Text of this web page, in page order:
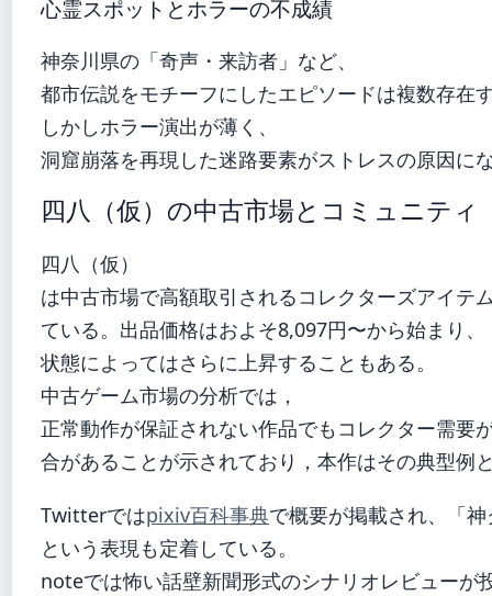
心霊スポットとホラーの不成績
神奈川県の「奇声・来訪者」など、
都市伝説をモチーフにしたエピソードは複数存在
しかしホラー演出が薄く、
洞窟崩落を再現した迷路要素がストレスの原因に
四八（仮）の中古市場とコミュニティ
四八（仮）
は中古市場で高額取引されるコレクターズアイテ
ている。出品価格はおよそ8,097円〜から始まり、
状態によってはさらに上昇することもある。
中古ゲーム市場の分析では，
正常動作が保証されない作品でもコレクター需要
合があることが示されており，本作はその典型例
Twitterではpixiv百科事典で概要が掲載され、「
という表現も定着している。
noteでは怖い話壁新聞形式のシナリオレビューが